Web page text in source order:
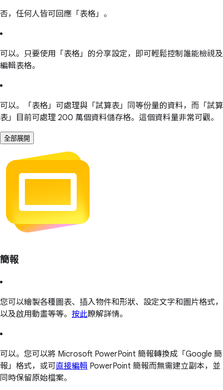
否，任何人皆可回應「表格」。
可以。只要使用「表格」的分享設定，即可輕鬆控制誰能檢視及
編輯表格。
可以。「表格」可處理與「試算表」同等份量的資料，而「試算
表」目前可處理 200 萬個資料儲存格。這個資料量非常可觀。
全部展開
簡報
您可以繪製各種圖表、插入物件和形狀、設定文字和圖片格式，
以及啟用動畫等等。 按此瞭解詳情。
可以。您可以將 Microsoft PowerPoint 簡報轉換成「Google 簡
報」格式，或可直接編輯 PowerPoint 簡報而無需建立副本，並
同時保留原始檔案。